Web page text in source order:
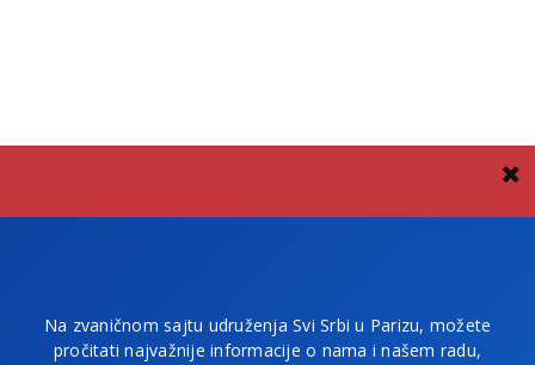
Na zvaničnom sajtu udruženja Svi Srbi u Parizu, možete
pročitati najvažnije informacije o nama i našem radu,